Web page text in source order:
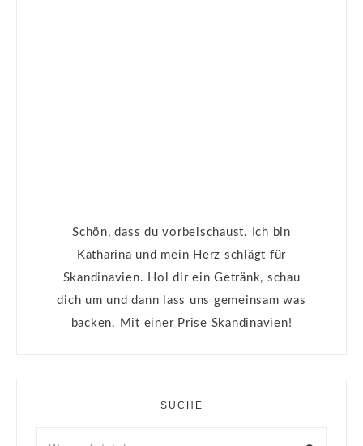
Schön, dass du vorbeischaust. Ich bin
Katharina und mein Herz schlägt für
Skandinavien. Hol dir ein Getränk, schau
dich um und dann lass uns gemeinsam was
backen. Mit einer Prise Skandinavien!
SUCHE